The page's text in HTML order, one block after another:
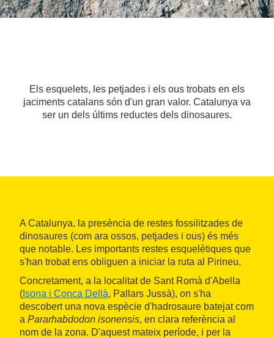
Els esquelets, les petjades i els ous trobats en els
jaciments catalans són d'un gran valor. Catalunya va
ser un dels últims reductes dels dinosaures.
A Catalunya, la presència de restes fossilitzades de
dinosaures (com ara ossos, petjades i ous) és més
que notable. Les importants restes esquelètiques que
s'han trobat ens obliguen a iniciar la ruta al Pirineu.
Concretament, a la localitat de Sant Romà d'Abella
( Isona i Conca Dellà, Pallars Jussà), on s'ha
descobert una nova espècie d'hadrosaure batejat com
a Pararhabdodon isonensis, en clara referència al
nom de la zona. D'aquest mateix període, i per la